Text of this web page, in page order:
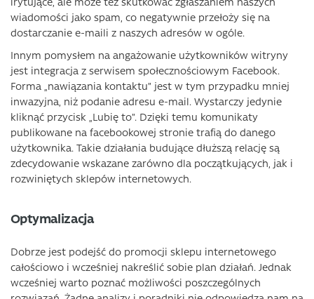
wiadomości jako spam, co negatywnie przełoży się na
dostarczanie e-maili z naszych adresów w ogóle.
Innym pomysłem na angażowanie użytkowników witryny
jest integracja z serwisem społecznościowym Facebook.
Forma „nawiązania kontaktu” jest w tym przypadku mniej
inwazyjna, niż podanie adresu e-mail. Wystarczy jedynie
kliknąć przycisk „Lubię to”. Dzięki temu komunikaty
publikowane na facebookowej stronie trafią do danego
użytkownika. Takie działania budujące dłuższą relację są
zdecydowanie wskazane zarówno dla początkujących, jak i
rozwiniętych sklepów internetowych.
Optymalizacja
Dobrze jest podejść do promocji sklepu internetowego
całościowo i wcześniej nakreślić sobie plan działań. Jednak
wcześniej warto poznać możliwości poszczególnych